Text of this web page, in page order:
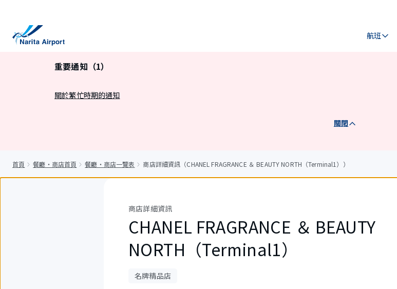
航班
重要通知（1）
關於繁忙時期的通知
關閉
首頁 餐廳・商店首頁 餐廳・商店一覽表 商店詳細資訊（CHANEL FRAGRANCE ＆ BEAUTY NORTH（Terminal1））
商店詳細資訊
CHANEL FRAGRANCE ＆ BEAUTY
NORTH（Terminal1）
名牌精品店